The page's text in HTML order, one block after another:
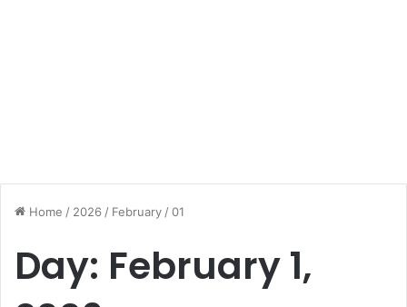
Home / 2026 / February /01
Day: February 1,